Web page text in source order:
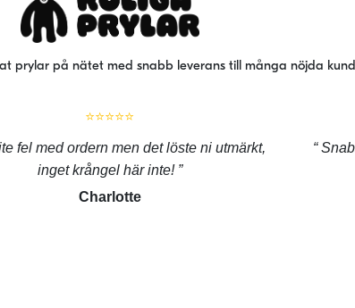
prylar på nätet med snabb leverans till många nöjda
⭐⭐⭐⭐⭐
fel med ordern men det löste ni utmärkt,
inget krångel här inte!
Charlotte